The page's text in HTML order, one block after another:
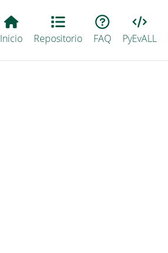
Main EvALL
Inicio Repositorio FAQ PyEvALL